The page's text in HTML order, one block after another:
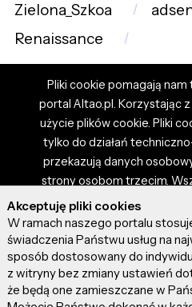
Zielona_Szkoa
Renaissance
Pliki cookie pomagają
portal Altao.pl. Korzystając
użycie plików cookie. Pliki
tylko do działań
przekazują danych
strony osobom trzecim.
zdjęciami i materiałami
własnością użytkowników.
portalu nie ponosi
prezentowane przez
artykuł, zgadzasz się z
ponosisz
Akceptuję pliki cookies
W ramach naszego portalu
świadczenia Państwu usług na
sposób dostosowany do
z witryny bez zmiany ustawień
że będą one zamieszczane w